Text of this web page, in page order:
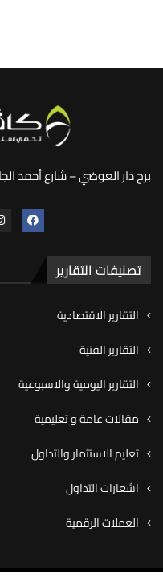
برج دار العوضي – شارع أحمد
تصنيفات التقارير
التقارير الاقتصادية
التقارير الفنية
التقارير اليومية والاسبوعية
مقالات عامة و تعليمية
تعليم الاستثمار والتداول
اشعارات التداول
العملات الرقمية